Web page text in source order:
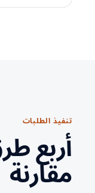
تنفيذ الطلبات
أربع
مقارنة